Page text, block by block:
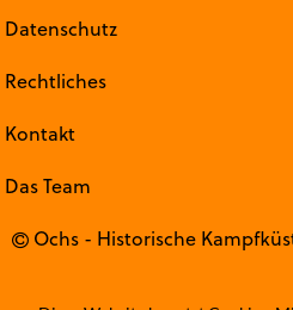
Datenschutz
Rechtliches
Kontakt
Das Team
Ochs - Historische